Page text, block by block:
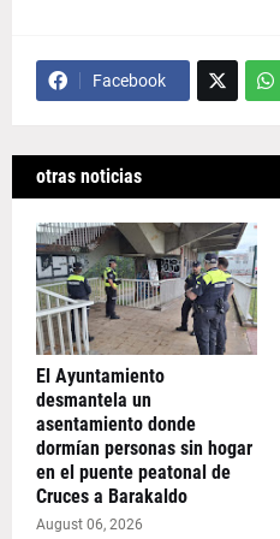
Facebook
otras noticias
El Ayuntamiento
desmantela un
asentamiento donde
dormían personas sin hogar
en el puente peatonal de
Cruces a Barakaldo
August 06, 2026